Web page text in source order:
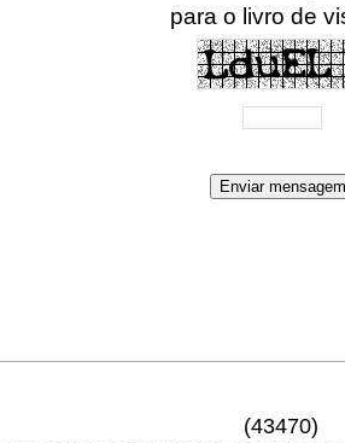
para o livro de
(43470)